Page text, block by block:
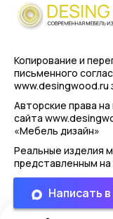
Копирование и
письменного
www.desingwood.ru
Авторские права
сайта
«Мебель дизайн»
Реальные изделия
представленным на
ПолитикаНаписать